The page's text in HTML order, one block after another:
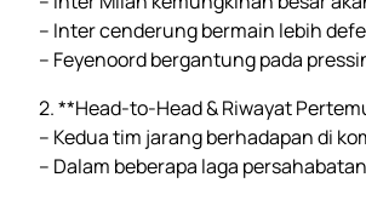
– Inter cenderung bermain lebih
– Feyenoord bergantung pada
2. **Head-to-Head & Riwayat
– Kedua tim jarang berhadapan di
– Dalam beberapa laga